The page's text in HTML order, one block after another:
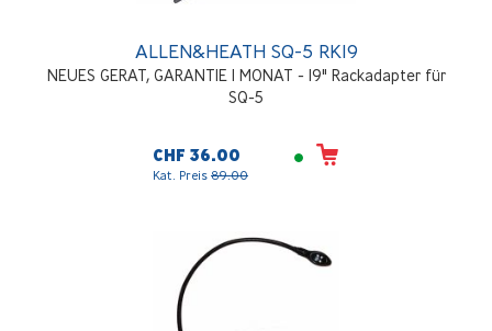
ALLEN&HEATH SQ-5 RK19
NEUES GERAT, GARANTIE 1 MONAT - 19" Rackadapter für
SQ-5
CHF 36.00
Kat. Preis 89.00